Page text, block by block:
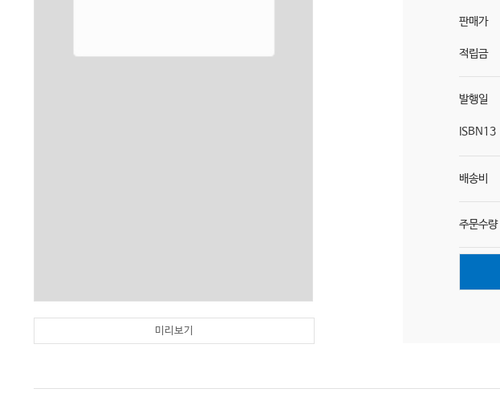
미리보기
판매가
적립금
발행일
ISBN13
배송비
주문수량